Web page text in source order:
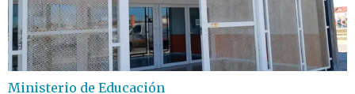
Ministerio de Educación